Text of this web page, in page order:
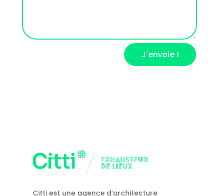
J'envoie !
Citti est une agence d’architecture